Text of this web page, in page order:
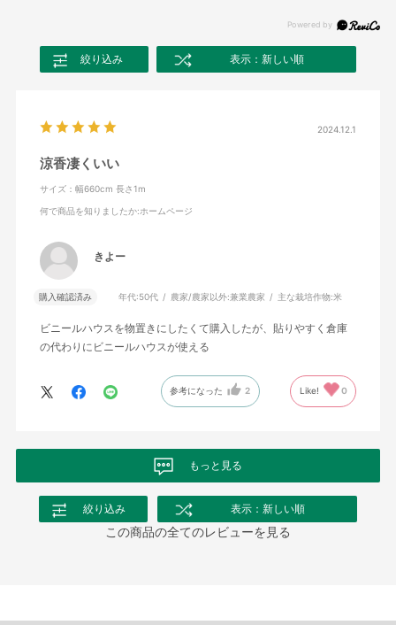
絞り込み 表示：新しい順
2024.12.1
涼香凄くいい
サイズ：幅660cm 長さ1m
何で商品を知りましたか:ホームページ
きよー
購入確認済み 年代:50代 農家/農家以外:兼業農家 主な栽培作物:米
ビニールハウスを物置きにしたくて購入したが、貼りやすく倉庫
の代わりにビニールハウスが使える
参考になった 2 Like! 0
もっと見る
絞り込み 表示：新しい順
この商品の全てのレビューを見る